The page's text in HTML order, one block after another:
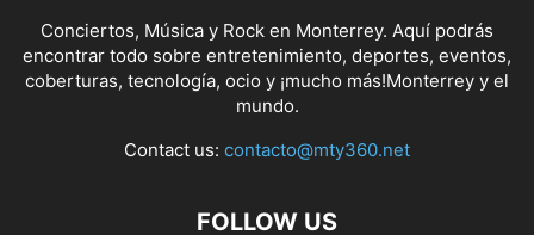
Conciertos, Música y Rock en Monterrey. Aquí podrás
encontrar todo sobre entretenimiento, deportes, eventos,
coberturas, tecnología, ocio y ¡mucho más!Monterrey y el
mundo.
Contact us: contacto@mty360.net
FOLLOW US